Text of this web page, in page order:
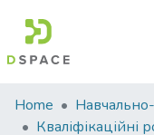
Communities
&
Home